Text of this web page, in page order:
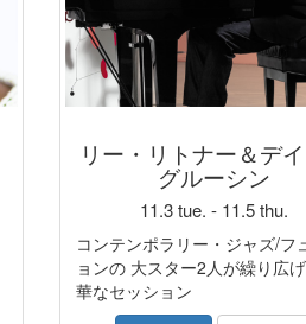
リー・リトナー＆デイ
グルーシン
11.3 tue. - 11.5 thu.
コンテンポラリー・ジャズ/フ
ョンの 大スター2人が繰り広
華なセッション